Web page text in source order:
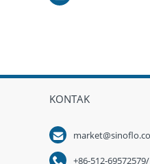
KONTAK

 +86-512-